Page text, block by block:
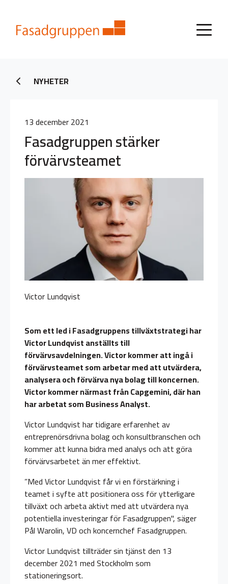
NYHETER
13 december 2021
Fasadgruppen stärker
förvärvsteamet
Victor Lundqvist
Som ett led i Fasadgruppens tillväxtstrategi har
Victor Lundqvist anställts till
förvärvsavdelningen. Victor kommer att ingå i
förvärvsteamet som arbetar med att utvärdera,
analysera och förvärva nya bolag till koncernen.
Victor kommer närmast från Capgemini, där han
har arbetat som Business Analyst.
Victor Lundqvist har tidigare erfarenhet av
entreprenörsdrivna bolag och konsultbranschen och
kommer att kunna bidra med analys och att göra
förvärvsarbetet än mer effektivt.
”Med Victor Lundqvist får vi en förstärkning i
teamet i syfte att positionera oss för ytterligare
tillväxt och arbeta aktivt med att utvärdera nya
potentiella investeringar för Fasadgruppen", säger
Pål Warolin, VD och koncernchef Fasadgruppen.
Victor Lundqvist tillträder sin tjänst den 13
december 2021 med Stockholm som
stationeringsort.